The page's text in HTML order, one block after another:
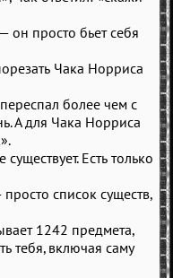
он просто бьет себя
Чака Норриса
более чем с
А для Чака Норриса
Есть только
список существ,
1242 предмета,
тебя, включая саму